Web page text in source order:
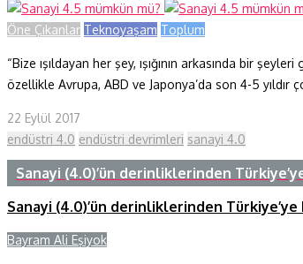
Öne Çıkanlar Teknoyaşam Toplum
“Bize ışıldayan her şey, ışığının arkasında bir
özellikle Avrupa, ABD ve Japonya’da son 4-5
22 Eylül 2017
endüstri 4.0 endüstri devrimleri sanayi 4.0
Sanayi (4.0)’ün derinliklerinden
Sanayi (4.0)’ün derinliklerinden
Bayram Ali Eşiyok